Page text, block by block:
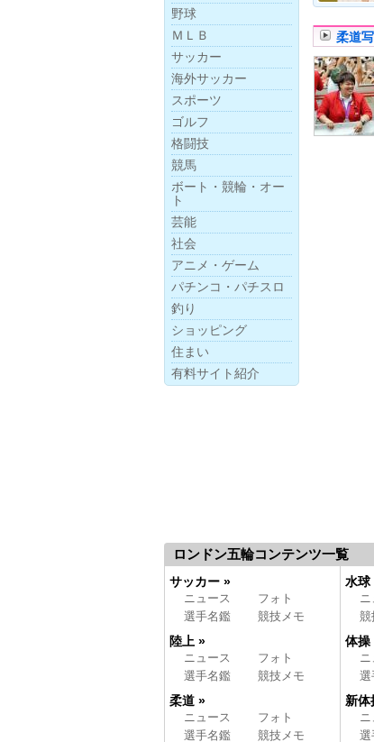
柔道
野球
ＭＬＢ
サッカー
海外サッカー
スポーツ
ゴルフ
格闘技
競馬
ボー ト・ 競輪・ オー
ト
芸能
社会
アニメ・ゲーム
パチンコ・パチスロ
釣り
ショッピング
住まい
有料サイト紹介
ロンドン五輪コンテンツ一覧
サッカー »
ニュース
フォト
選手名鑑
競技メモ
陸上 »
ニュース
フォト
選手名鑑
競技メモ
柔道 »
ニュース
フォト
選手名鑑
競技メモ
水球
ニ
競
体操
ニ
選
新体
ニ
選